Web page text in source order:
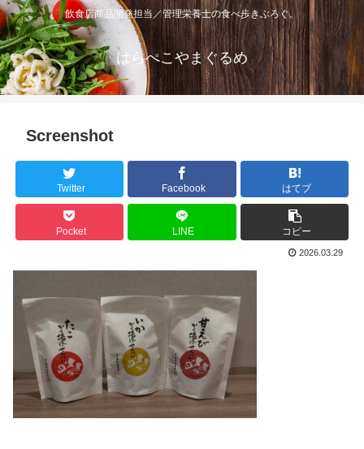
飲食店商品開発担当／管理栄養士の食べ歩きぶろぐ。
はらぺこやまぐるめ
Screenshot
Twitter Facebook はてブ
Pocket LINE コピー
2026.03.29